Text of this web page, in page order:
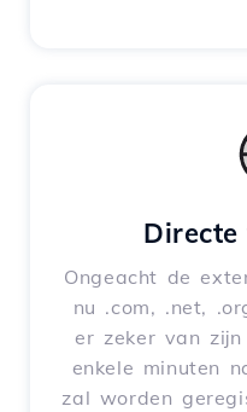
Ongeacht de
nu .com, .net,
er zeker van
enkele minuten
zal worden